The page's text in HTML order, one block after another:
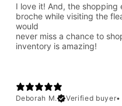
I love it! And, the
broche while visiting the
would
never miss a chance to
inventory is amazing!
Deborah M.
Verified buyer•